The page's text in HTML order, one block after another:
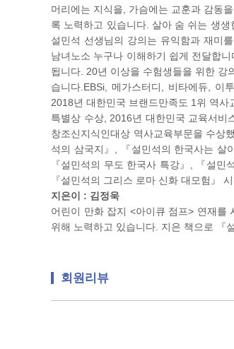
머리에는 지식을, 가슴에는 교훈과 감동
록 노력하고 있습니다. 살아 숨 쉬는 생
설민석 선생님의 강의는 유익함과 재미
남녀노소 누구나 이해하기 쉽게 전달합
됩니다. 20년 이상을 수험생들을 위한 강
습니다.EBSi, 메가스터디, 비타에듀, 이
2018년 대한민국 브랜드만족도 1위 역사
특별상 수상, 2016년 대한민국 교육서비
창조신지식인대상 역사교육부문을 수상
석의 삼국지』, 『설민석의 한국사는 살
『설민석의 무도 한국사 특강』, 『설
『설민석의 그리스 로마 신화 대모험』
지은이 : 김정욱
어린이 만화 잡지 <아이큐 점프> 연재를
위해 노력하고 있습니다. 지은 책으로 『
회원리뷰